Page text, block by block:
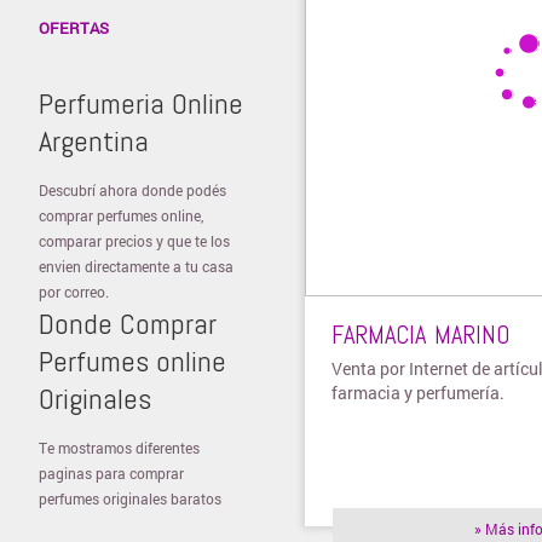
OFERTAS
Perfumeria Online
Argentina
Descubrí ahora donde podés
comprar perfumes online,
comparar precios y que te los
envien directamente a tu casa
por correo.
Donde Comprar
Perfumes online
Originales
Te mostramos diferentes
paginas para comprar
perfumes originales baratos
FARMACIA MARINO
Venta por Internet de
farmacia y perfumería.
» Más info